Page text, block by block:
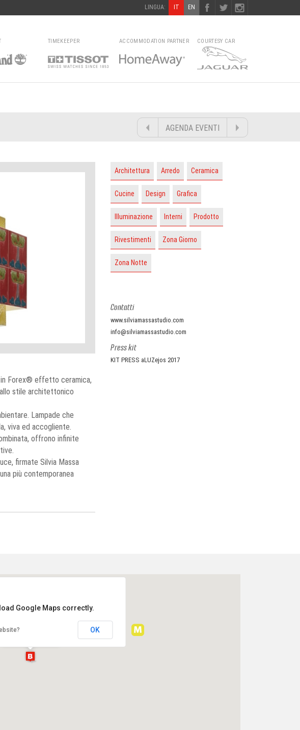
EN
IT
LINGUA:
TIMEKEEPER ACCOMMODATION PARTNER COURTESY CAR
AGENDA EVENTI
in Forex® effetto ceramica,
stile architettonico
Lampade che
viva ed accogliente.
offrono infinite
firmate Silvia Massa
più contemporanea
Architettura Arredo Ceramica
Cucine Design Grafica
Illuminazione Interni Prodotto
Rivestimenti Zona Giorno
Zona Notte
Contatti
www.silviamassastudio.com
info@silviamassastudio.com
Press kit
KIT PRESS aLUZejos 2017
Cavalli e Nastri
Google Maps correctly.
OK